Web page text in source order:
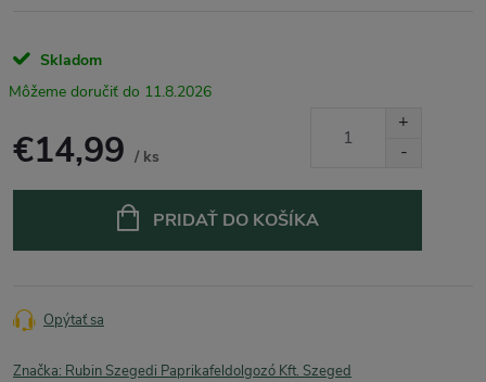
Skladom
11.8.2026
€14,99 / ks
PRIDAŤ DO KOŠÍKA
Opýtať sa
Značka: Rubin Szegedi Paprikafeldolgozó Kft. Szeged